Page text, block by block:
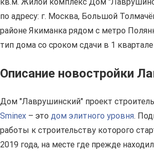
по адресу: г. Москва, Большой
районе Якиманка рядом с метро
тип дома со сроком сдачи в 1 квартале
Описание новостройки
Дом "Лаврушинский" проект
Sminex – это дом элитного уровня.
работы к строительству которого
2019 года, на месте где прежде